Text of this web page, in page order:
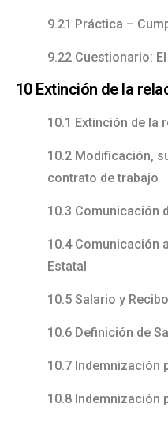
9.21 Práctica –
9.22 Cuestionario: El
10 Extinción de la
10.1 Extinción de la
10.2 Modificación,
contrato de trabajo
10.3 Comunicación
10.4 Comunicación
Estatal
10.5 Salario y
10.6 Definición de
10.7 Indemnización
10.8 Indemnización